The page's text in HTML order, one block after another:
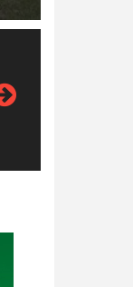
que menos crece